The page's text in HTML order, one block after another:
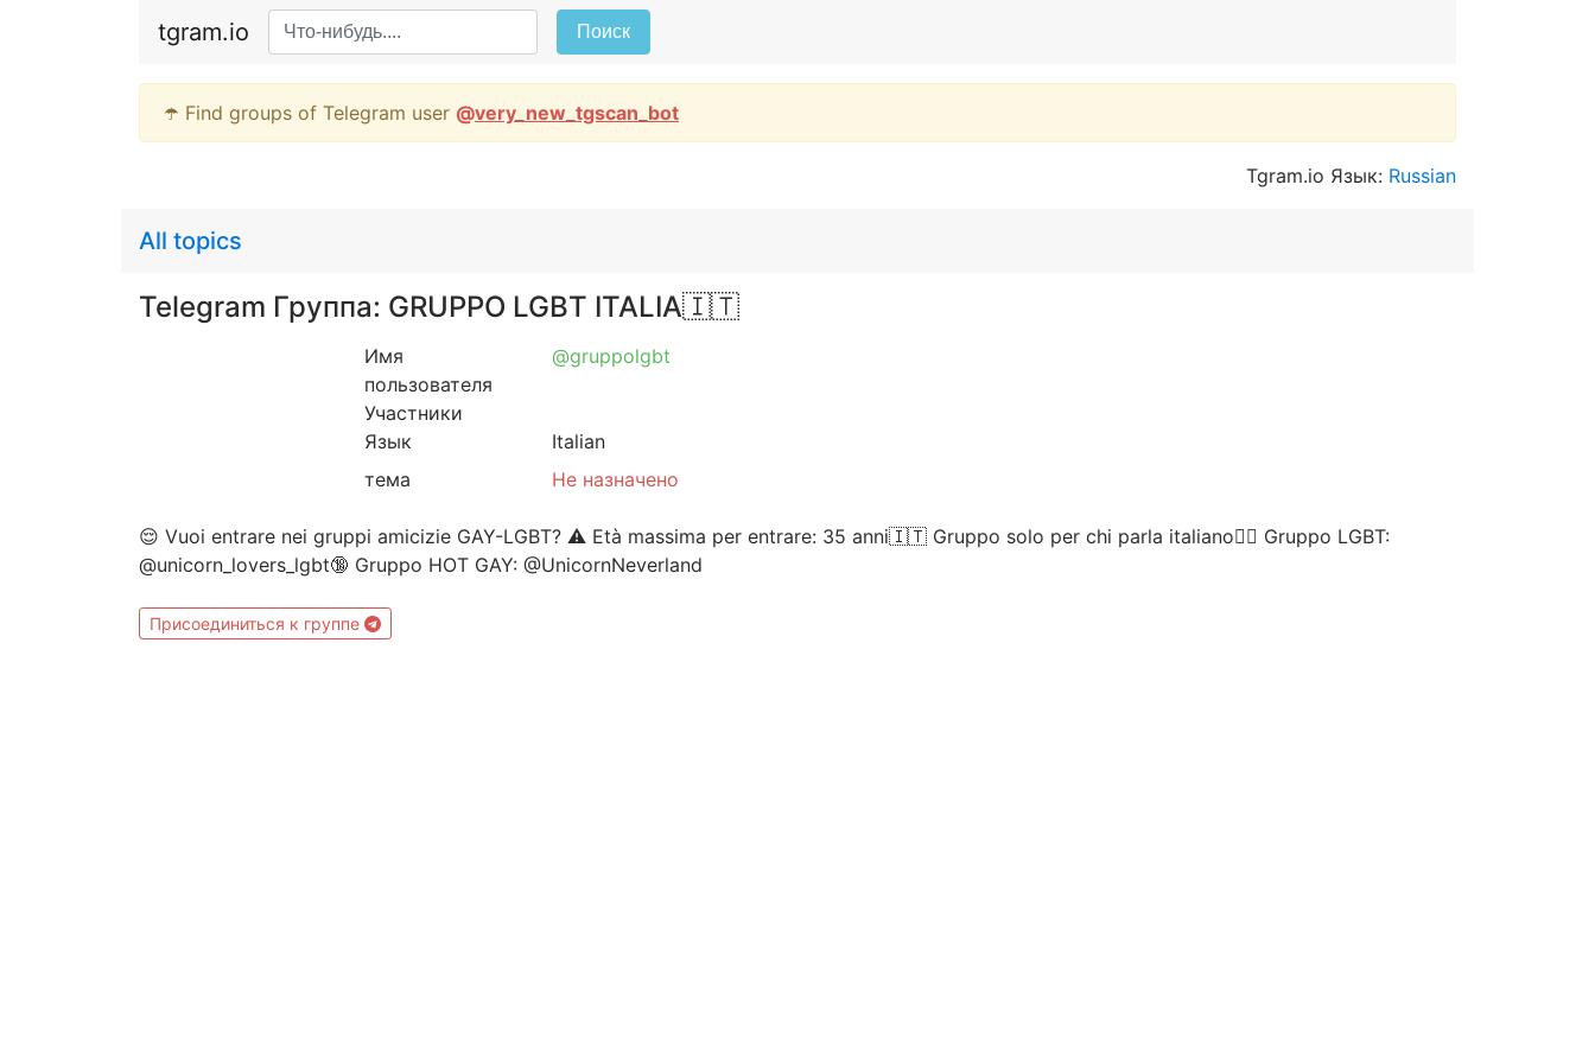
tgram.io Поиск
☂️ Find groups of Telegram user @very_new_tgscan_bot
Tgram.io Язык: Russian
All topics
Telegram Группа: GRUPPO LGBT ITALIA🇮🇹
Имя
пользователя
@gruppolgbt
Участники
Язык
Italian
тема
Не назначено
😌 Vuoi entrare nei gruppi amicizie GAY-LGBT? ⚠️ Età massima per entrare: 35 anni🇮🇹 Gruppo solo per chi parla italiano🏳️‍🌈 Gruppo LGBT:
@unicorn_lovers_lgbt🔞 Gruppo HOT GAY: @UnicornNeverland
Присоединиться к группе